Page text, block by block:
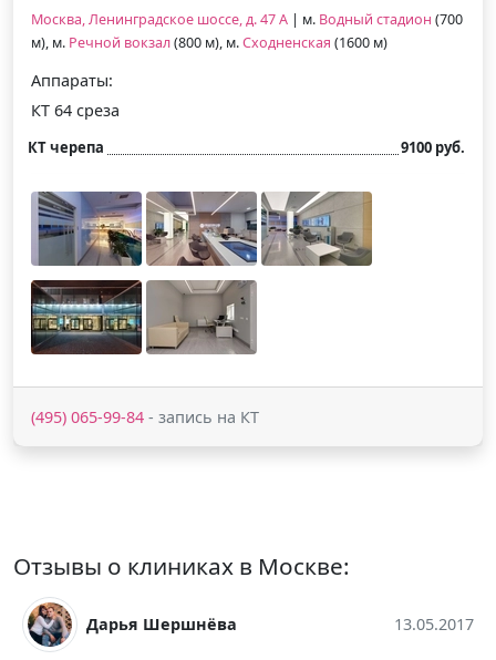
Москва, Ленинградское шоссе, д. 47 А | м. Водный стадион (700
м), м. Речной вокзал(800 м), м.Сходненская (1600 м)
Аппараты:
КТ 64 среза
КТ черепа 9100 руб.
(495) 065-99-84 - запись на КТ
Отзывы о клиниках в Москве:
Дарья Шершнёва 13.05.2017